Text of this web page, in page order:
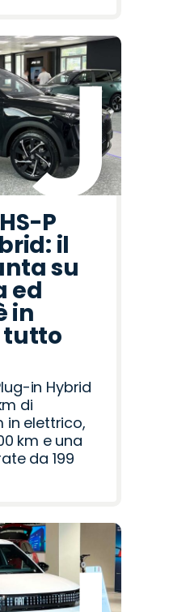
P
il
su
ed
in
tutto
in Hybrid
di
in elettrico,
km e una
da 199